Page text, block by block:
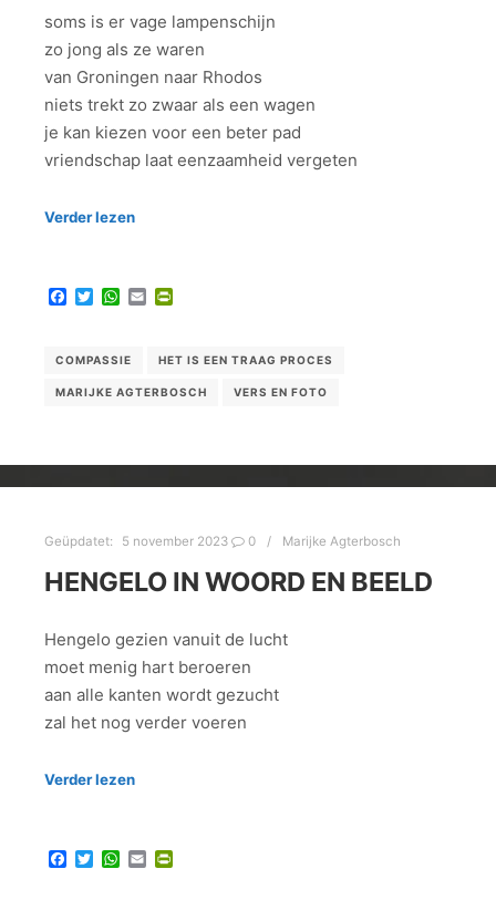
soms is er vage lampenschijn
zo jong als ze waren
van Groningen naar Rhodos
niets trekt zo zwaar als een wagen
je kan kiezen voor een beter pad
vriendschap laat eenzaamheid vergeten
Verder lezen
Facebook
TwitterWhatsApp
Email
COMPASSIE HET IS EEN TRAAG PROCES
MARIJKE AGTERBOSCH VERS EN FOTO
Geüpdatet: 5 november 2023 0 Marijke Agterbosch
HENGELO IN WOORD EN BEELD
Hengelo gezien vanuit de lucht
moet menig hart beroeren
aan alle kanten wordt gezucht
zal het nog verder voeren
Verder lezen
Facebook
TwitterWhatsApp
Email